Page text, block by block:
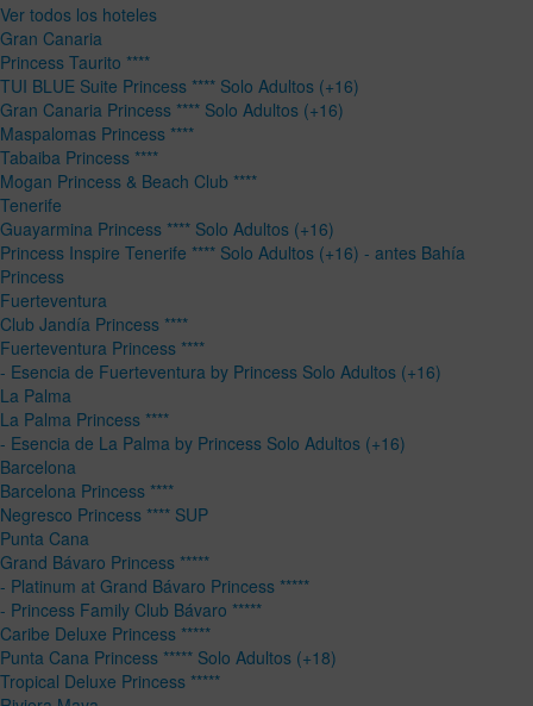
Ver todos los hoteles
Gran Canaria
Princess Taurito ****
TUI BLUE Suite Princess **** Solo Adultos (+16)
Gran Canaria Princess **** Solo Adultos (+16)
Maspalomas Princess ****
Tabaiba Princess ****
Mogan Princess & Beach Club ****
Tenerife
Guayarmina Princess **** Solo Adultos (+16)
Princess Inspire Tenerife **** Solo Adultos (+16) - antes Bahía
Princess
Fuerteventura
Club Jandía Princess ****
Fuerteventura Princess ****
- Esencia de Fuerteventura by Princess Solo Adultos (+16)
La Palma
La Palma Princess ****
- Esencia de La Palma by Princess Solo Adultos (+16)
Barcelona
Barcelona Princess ****
Negresco Princess **** SUP
Punta Cana
Grand Bávaro Princess *****
- Platinum at Grand Bávaro Princess *****
- Princess Family Club Bávaro *****
Caribe Deluxe Princess *****
Punta Cana Princess ***** Solo Adultos (+18)
Tropical Deluxe Princess *****